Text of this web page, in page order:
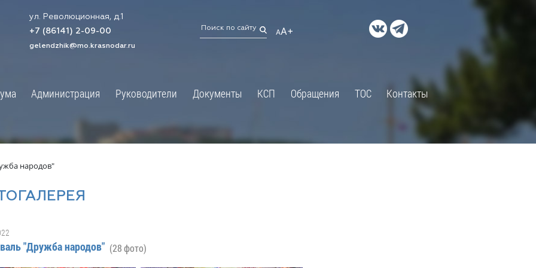
ул. Революционная, д.1
+7 (86141) 2-09-00
gelendzhik@mo.krasnodar.ru
АA+
Администрация Руководители Документы КСП Обращения ТОС Контакты
×
информация
организации
График приёмов граждан
депутатами
ДОКУМЕНТЫ
Правовые акты и их экспертиза
Экспертиза действующих
нормативных правовых актов
Оценка применения
народов"
"Дружба народов" (28 фото)